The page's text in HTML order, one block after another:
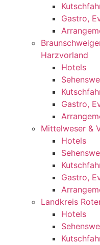
Gastro,
Harzvorland
Hotels
Gastro,
Mittelweser &
Hotels
Gastro,
Landkreis
Hotels